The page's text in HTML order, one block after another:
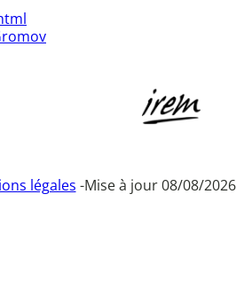
légales -Mise à jour 08/08/